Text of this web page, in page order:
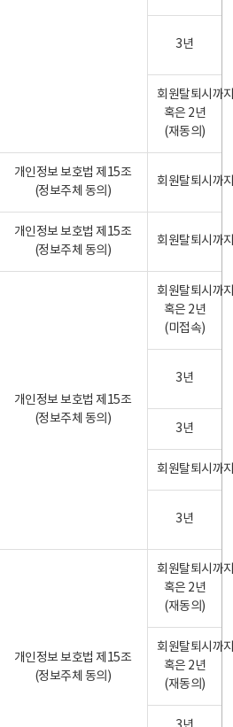
3년
회원탈퇴시까
혹은 2년
(재동의)
개인정보 보호법 제15조
(정보주체 동의)
회원탈퇴시까
개인정보 보호법 제15조
(정보주체 동의)
회원탈퇴시까
개인정보 보호법 제15조
(정보주체 동의)
회원탈퇴시까
혹은 2년
(미접속)
3년
3년
회원탈퇴시까
3년
개인정보 보호법 제15조
(정보주체 동의)
회원탈퇴시까
혹은 2년
(재동의)
회원탈퇴시까
혹은 2년
(재동의)